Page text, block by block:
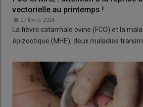
vectorielle au printemps !
27 février 2024
La fièvre catarrhale ovine (FCO) et la
épizootique (MHE), deux maladies